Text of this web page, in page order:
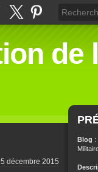
de
décembre 2015
Blog :